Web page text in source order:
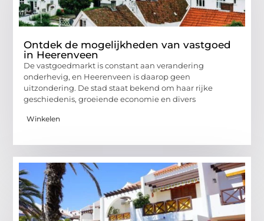
Ontdek de mogelijkheden van vastgoed
in Heerenveen
De vastgoedmarkt is constant aan verandering
onderhevig, en Heerenveen is daarop geen
uitzondering. De stad staat bekend om haar rijke
geschiedenis, groeiende economie en divers
Winkelen